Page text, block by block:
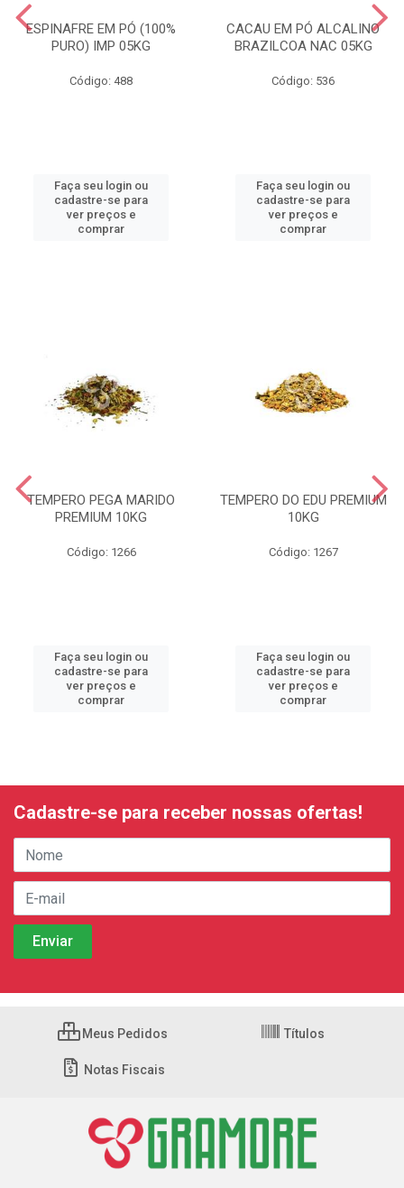
ESPINAFRE EM PÓ (100%
PURO) IMP 05KG
Código: 488
Faça seu login ou
cadastre-se para
ver preços e
comprar
CACAU EM PÓ ALCALINO
BRAZILCOA NAC 05KG
Código: 536
Faça seu login ou
cadastre-se para
ver preços e
comprar
TEMPERO PEGA MARIDO
PREMIUM 10KG
Código: 1266
Faça seu login ou
cadastre-se para
ver preços e
comprar
TEMPERO DO EDU PREMIUM
10KG
Código: 1267
Faça seu login ou
cadastre-se para
ver preços e
comprar
Cadastre-se para receber nossas ofertas!
Meus Pedidos Títulos
Notas Fiscais